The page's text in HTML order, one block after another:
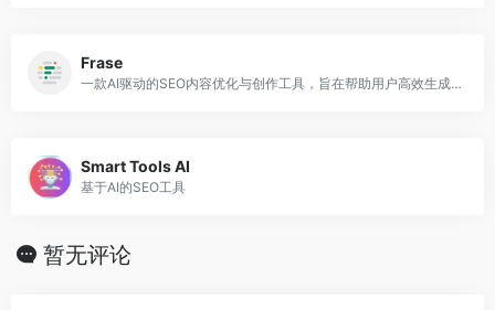
Frase
一款AI驱动的SEO内容优化与创作工具，旨在帮助用户高效生成符合搜索引擎优化要求的高质量内容
Smart Tools AI
基于AI的SEO工具
暂无评论